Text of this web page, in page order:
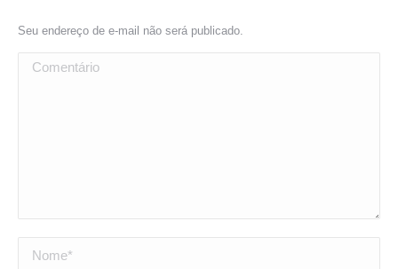
Seu endereço de e-mail não será publicado.
Comentário
Nome *